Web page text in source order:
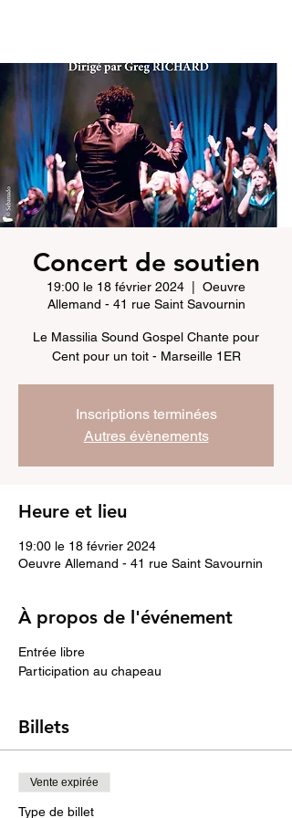
Concert de soutien
19:00 le 18 février 2024
Oeuvre
Allemand - 41 rue Saint Savournin
Le Massilia Sound Gospel Chante pour
Cent pour un toit - Marseille 1ER
Inscriptions terminées
Autres évènements
Heure et lieu
19:00 le 18 février 2024
Oeuvre Allemand - 41 rue Saint Savournin
À propos de l'événement
Entrée libre
Participation au chapeau
Billets
Vente expirée
Type de billet